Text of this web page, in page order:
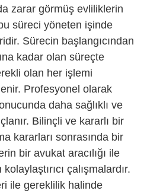
zarar görmüş evliliklerin
süreci yöneten işinde
Sürecin başlangıcından
kadar olan süreçte
olan her işlemi
Profesyonel olarak
daha sağlıklı ve
Bilinçli ve kararlı bir
kararları sonrasında bir
bir avukat aracılığı ile
çalışmalardır.
ile gereklilik halinde